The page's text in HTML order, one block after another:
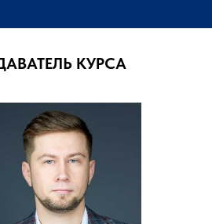
КУРСА